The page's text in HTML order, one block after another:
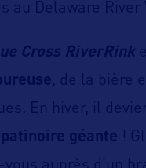
au Delaware River
Cross RiverRink
, de la bière
En hiver, il
patinoire géante !